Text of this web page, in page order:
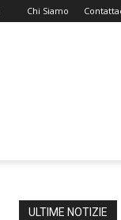
Chi Siamo
ULTIME NOTIZIE